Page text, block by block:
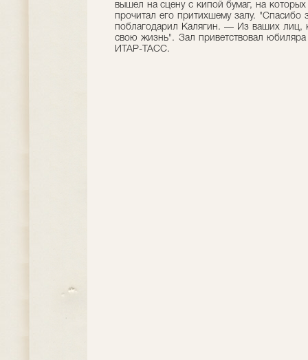
вышел на сцену с кипой бумаг, на
прочитал его притихшему залу.
поблагодарил Калягин. — Из ваших лиц,
свою жизнь". Зал приветствовал
ИТАР-ТАСС.